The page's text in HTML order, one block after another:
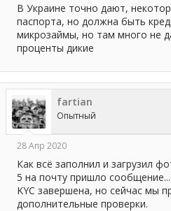
В Украине точно дают,
паспорта, но должна быть
микрозаймы, но там много не
проценты дикие
fartian
Опытный
28 Апр 2020
Как всё заполнил и загрузил
5 на почту пришло
KYC завершена, но сейчас мы
дополнительные проверки.